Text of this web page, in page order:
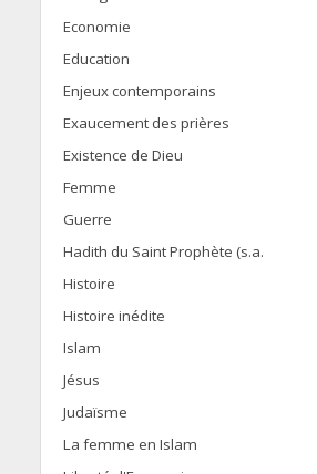
Economie
Education
Enjeux contemporains
Exaucement des prières
Existence de Dieu
Femme
Guerre
Hadith du Saint Prophète (s.a.
Histoire
Histoire inédite
Islam
Jésus
Judaïsme
La femme en Islam